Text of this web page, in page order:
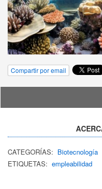
Compartir por email
CATEGORÍAS: Biotecnología
ETIQUETAS: empleabilidad